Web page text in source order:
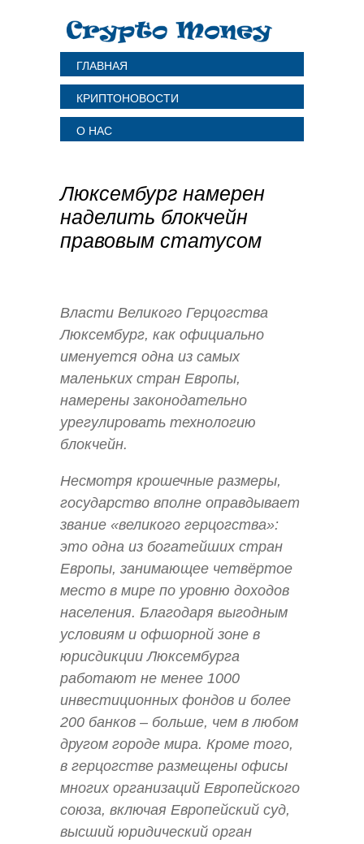
ГЛАВНАЯ
КРИПТОНОВОСТИ
О НАС
Люксембург намерен
наделить блокчейн
правовым статусом
Власти Великого Герцогства
Люксембург, как официально
именуется одна из самых
маленьких стран Европы,
намерены законодательно
урегулировать технологию
блокчейн.
Несмотря крошечные размеры,
государство вполне оправдывает
звание «великого герцогства»:
это одна из богатейших стран
Европы, занимающее четвёртое
место в мире по уровню доходов
населения. Благодаря выгодным
условиям и офшорной зоне в
юрисдикции Люксембурга
работают не менее 1000
инвестиционных фондов и более
200 банков – больше, чем в любом
другом городе мира. Кроме того,
в герцогстве размещены офисы
многих организаций Европейского
союза, включая Европейский суд,
высший юридический орган